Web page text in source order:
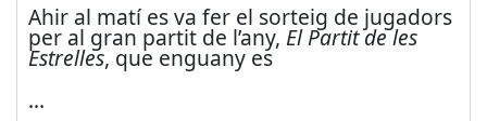
Ahir al matí es va fer el sorteig de jugadors
per al gran partit de l’any, El Partit de les
Estrelles, que enguany es
...